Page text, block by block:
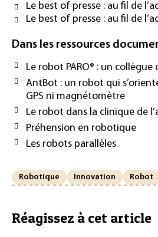
Le best of presse : au fil de
Le best of presse : au fil de
Dans les ressources
Le robot PARO® : un collègue
AntBot : un robot qui
GPS ni magnétomètre
Le robot dans la clinique de
Préhension en robotique
Les robots parallèles
Robotique Innovation Robot
Réagissez à cet article